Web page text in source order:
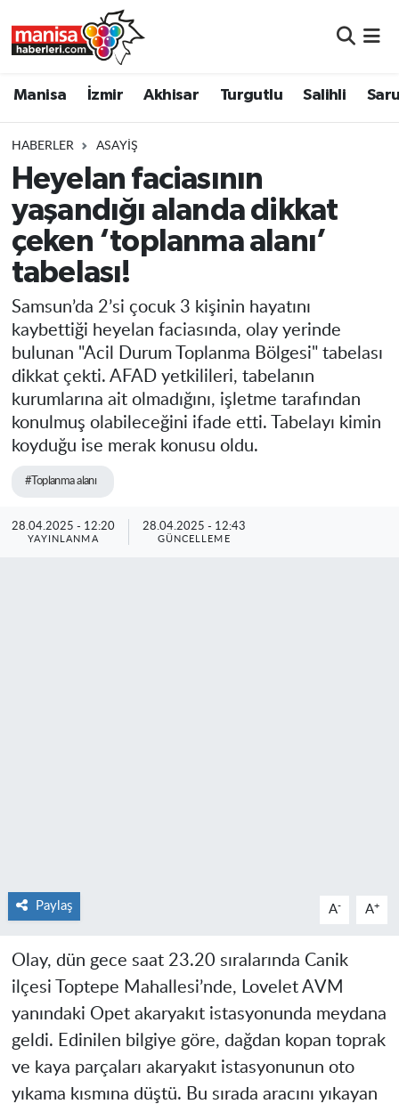
Manisa İzmir Akhisar Turgutlu Salihli
HABERLER ASAYIŞ
Heyelan faciasının
yaşandığı alanda dikkat
çeken ‘toplanma alanı’
tabelası!
Samsun’da 2’si çocuk 3 kişinin hayatını
kaybettiği heyelan faciasında, olay yerinde
bulunan "Acil Durum Toplanma Bölgesi" tabelası
dikkat çekti. AFAD yetkilileri, tabelanın
kurumlarına ait olmadığını, işletme tarafından
konulmuş olabileceğini ifade etti. Tabelayı kimin
koyduğu ise merak konusu oldu.
#Toplanma alanı
28.04.2025 - 12:20
YAYINLANMA
28.04.2025 - 12:43
GÜNCELLEME
Paylaş A- A+
Olay, dün gece saat 23.20 sıralarında Canik
ilçesi Toptepe Mahallesi’nde, Lovelet AVM
yanındaki Opet akaryakıt istasyonunda meydana
geldi. Edinilen bilgiye göre, dağdan kopan toprak
ve kaya parçaları akaryakıt istasyonunun oto
yıkama kısmına düştü. Bu sırada aracını yıkayan
Turgutlu
Salihli
Soma
Resmi İlanlar
Manisa Nöbetçi Eczaneler
Manisa Trafik Yoğunluk Haritası
Süper Lig Puan Durumu ve Fikstür
Son Dakika Haberleri
Haber Arşivi